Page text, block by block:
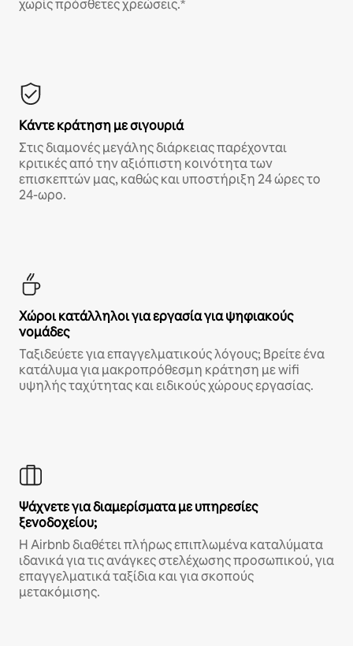
χωρίς πρόσθετες χρεώσεις.*
Κάντε κράτηση με σιγουριά
Στις διαμονές μεγάλης διάρκειας παρέχονται
κριτικές από την αξιόπιστη κοινότητα των
επισκεπτών μας, καθώς και υποστήριξη 24 ώρες το
24-ωρο.
Χώροι κατάλληλοι για εργασία για ψηφιακούς
νομάδες
Ταξιδεύετε για επαγγελματικούς λόγους; Βρείτε ένα
κατάλυμα για μακροπρόθεσμη κράτηση με wifi
υψηλής ταχύτητας και ειδικούς χώρους εργασίας.
Ψάχνετε για διαμερίσματα με υπηρεσίες
ξενοδοχείου;
Η Airbnb διαθέτει πλήρως επιπλωμένα καταλύματα
ιδανικά για τις ανάγκες στελέχωσης προσωπικού, για
επαγγελματικά ταξίδια και για σκοπούς
μετακόμισης.